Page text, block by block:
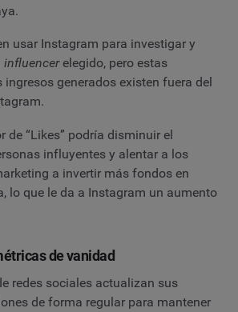
usar Instagram para investigar y
influencerelegido, pero estas
generados existen fuera del
de “Likes” podría disminuir el
influyentes y alentar a los
a invertir más fondos en
lo que le da a Instagram un aumento
de vanidad
redes sociales actualizan sus
de forma regular para mantener